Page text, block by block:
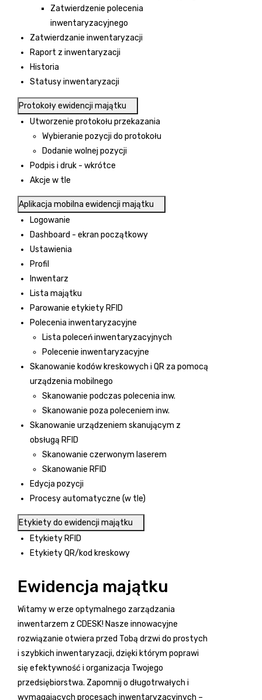
Zatwierdzenie polecenia
inwentaryzacyjnego
Zatwierdzanie inwentaryzacji
Raport z inwentaryzacji
Historia
Statusy inwentaryzacji
Protokoły ewidencji majątku
Utworzenie protokołu przekazania
Wybieranie pozycji do protokołu
Dodanie wolnej pozycji
Podpis i druk - wkrótce
Akcje w tle
Aplikacja mobilna ewidencji majątku
Logowanie
Dashboard - ekran początkowy
Ustawienia
Profil
Inwentarz
Lista majątku
Parowanie etykiety RFID
Polecenia inwentaryzacyjne
Lista poleceń inwentaryzacyjnych
Polecenie inwentaryzacyjne
Skanowanie kodów kreskowych i QR za pomocą
urządzenia mobilnego
Skanowanie podczas polecenia inw.
Skanowanie poza poleceniem inw.
Skanowanie urządzeniem skanującym z
obsługą RFID
Skanowanie czerwonym laserem
Skanowanie RFID
Edycja pozycji
Procesy automatyczne (w tle)
Etykiety do ewidencji majątku
Etykiety RFID
Etykiety QR/kod kreskowy
Ewidencja majątku
Witamy w erze optymalnego zarządzania
inwentarzem z CDESK! Nasze innowacyjne
rozwiązanie otwiera przed Tobą drzwi do prostych
i szybkich inwentaryzacji, dzięki którym poprawi
się efektywność i organizacja Twojego
przedsiębiorstwa. Zapomnij o długotrwałych i
wymagających procesach inwentaryzacyjnych –